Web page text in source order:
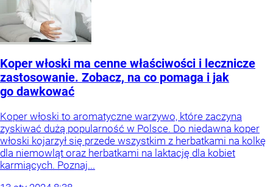
Koper włoski ma cenne właściwości i lecznicze
zastosowanie. Zobacz, na co pomaga i jak
go dawkować
Koper włoski to aromatyczne warzywo, które zaczyna
zyskiwać dużą popularność w Polsce. Do niedawna koper
włoski kojarzył się przede wszystkim z herbatkami na kolkę
dla niemowląt oraz herbatkami na laktację dla kobiet
karmiących. Poznaj...